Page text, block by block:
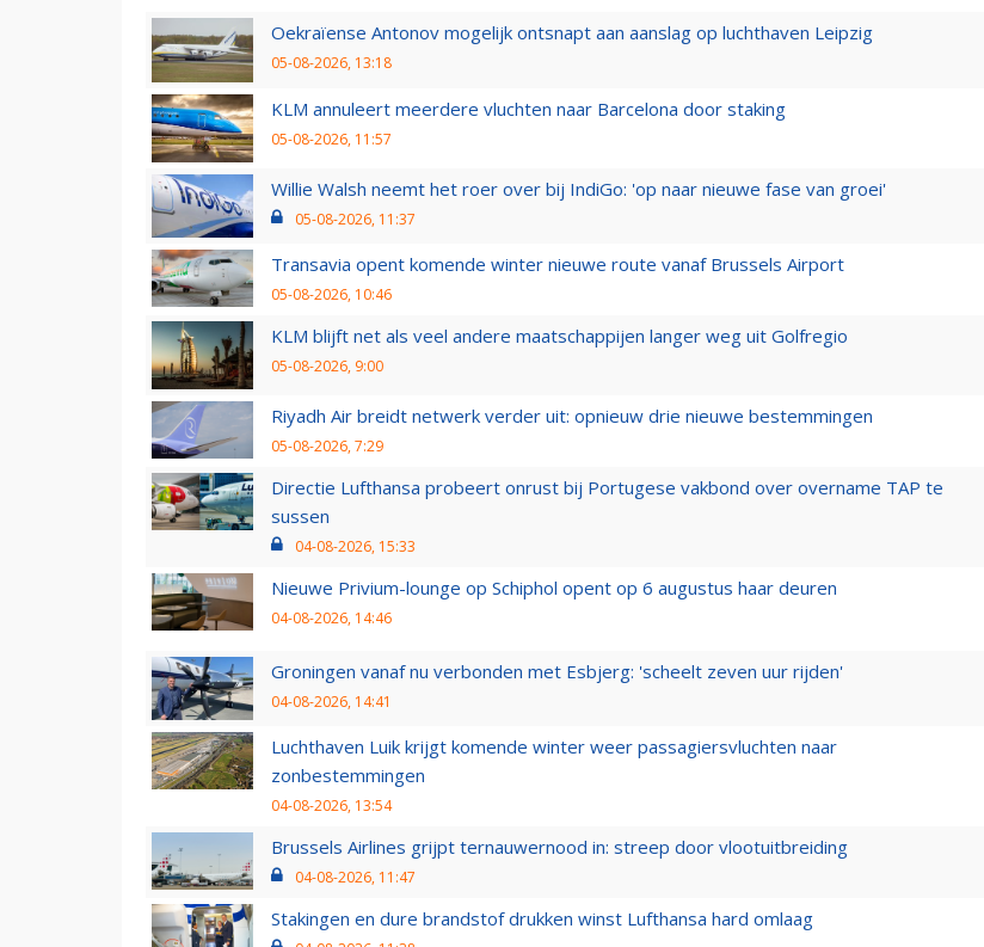
Oekraïense Antonov mogelijk ontsnapt aan aanslag op luchthaven Leipzig
05-08-2026, 13:18
KLM annuleert meerdere vluchten naar Barcelona door staking
05-08-2026, 11:57
Willie Walsh neemt het roer over bij IndiGo: 'op naar nieuwe fase van groei'
05-08-2026, 11:37
Transavia opent komende winter nieuwe route vanaf Brussels Airport
05-08-2026, 10:46
KLM blijft net als veel andere maatschappijen langer weg uit Golfregio
05-08-2026, 9:00
Riyadh Air breidt netwerk verder uit: opnieuw drie nieuwe bestemmingen
05-08-2026, 7:29
Directie Lufthansa probeert onrust bij Portugese vakbond over overname TAP te
sussen
04-08-2026, 15:33
Nieuwe Privium-lounge op Schiphol opent op 6 augustus haar deuren
04-08-2026, 14:46
Groningen vanaf nu verbonden met Esbjerg: 'scheelt zeven uur rijden'
04-08-2026, 14:41
Luchthaven Luik krijgt komende winter weer passagiersvluchten naar
zonbestemmingen
04-08-2026, 13:54
Brussels Airlines grijpt ternauwernood in: streep door vlootuitbreiding
04-08-2026, 11:47
Stakingen en dure brandstof drukken winst Lufthansa hard omlaag